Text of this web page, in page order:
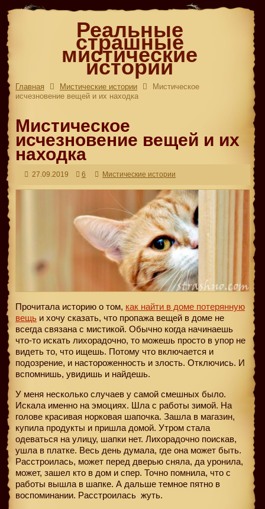
Реальные
страшные
мистические
истории
Главная Мистические истории
Мистическое
исчезновение вещей и их находка
Мистическое
исчезновение вещей и их
находка
27.09.2019 6 Мистические истории
Прочитала историю о том, как найти в доме потерянную
вещь и хочу сказать, что пропажа вещей в доме не
всегда связана с мистикой. Обычно когда начинаешь
что-то искать лихорадочно, то можешь просто в упор не
видеть то, что ищешь. Потому что включается и
подозрение, и настороженность и злость. Отключись. И
вспомнишь, увидишь и найдешь.
У меня несколько случаев у самой смешных было.
Искала именно на эмоциях. Шла с работы зимой. На
голове красивая норковая шапочка. Зашла в магазин,
купила продукты и пришла домой. Утром стала
одеваться на улицу, шапки нет. Лихорадочно поискав,
ушла в платке. Весь день думала, где она может быть.
Расстроилась, может перед дверью сняла, да уронила,
может, зашел кто в дом и спер. Точно помнила, что с
работы вышла в шапке. А дальше темное пятно в
воспоминании. Расстроилась жуть.